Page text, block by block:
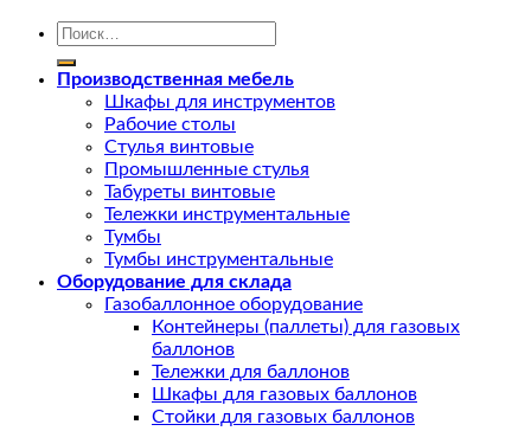
Искать:
Производственная мебель
Шкафы для инструментов
Рабочие столы
Стулья винтовые
Промышленные стулья
Табуреты винтовые
Тележки инструментальные
Тумбы
Тумбы инструментальные
Оборудование для склада
Газобаллонное оборудование
Контейнеры (паллеты) для газовых
баллонов
Тележки для баллонов
Шкафы для газовых баллонов
Стойки для газовых баллонов